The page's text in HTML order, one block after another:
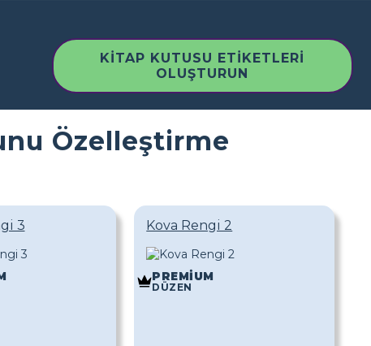
KITAP KUTUSU ETIKETLERI
OLUŞTURUN
Özelleştirme
3 Kova Rengi 2
PREMIUM
DÜZEN